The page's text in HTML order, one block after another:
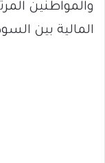
والمواطنين
المالية بين